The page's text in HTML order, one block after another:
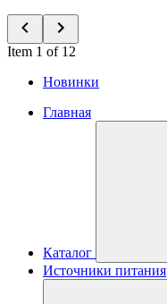
Item 1 of 12
Новинки
Главная
Каталог
Источники питания